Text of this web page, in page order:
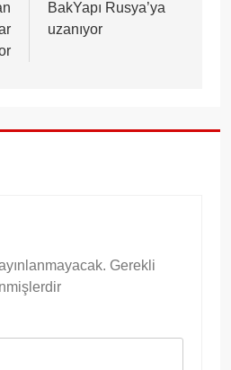
BakYapı Rusya’ya
uzanıyor
Gerekli